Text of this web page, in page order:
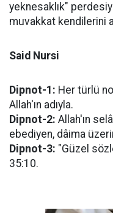
yeknesaklık"
muvakkat kendilerini
Said Nursi
Dipnot-1: Her türlü
Allah'ın adıyla.
Dipnot-2: Allah'ın
ebediyen, dâima
Dipnot-3: "Güzel
35:10.